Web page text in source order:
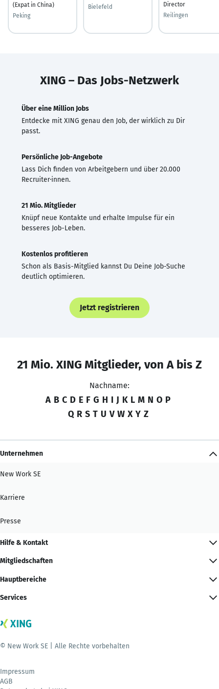
(Expat in China)
Peking
Bielefeld
Director
Reilingen
XING – Das Jobs-Netzwerk
Über eine Million Jobs
Entdecke mit XING genau den Job, der wirklich zu Dir
passt.
Persönliche Job-Angebote
Lass Dich finden von Arbeitgebern und über 20.000
Recruiter·innen.
21 Mio. Mitglieder
Knüpf neue Kontakte und erhalte Impulse für ein
besseres Job-Leben.
Kostenlos profitieren
Schon als Basis-Mitglied kannst Du Deine Job-Suche
deutlich optimieren.
Jetzt registrieren
21 Mio. XING Mitglieder, von A bis Z
Nachname:
A B C D E F G H I J K L M N O P
Q R S T U V W X Y Z
Unternehmen
New Work SE
Karriere
Presse
Hilfe & Kontakt
Mitgliedschaften
Hauptbereiche
Services
© New Work SE | Alle Rechte vorbehalten
Impressum
AGB